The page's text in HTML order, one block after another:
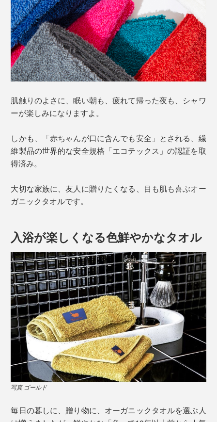
肌触りのよさに、眠い朝も、疲れて帰った夜も、シャワ
ーが楽しみになりますよ。
しかも、「赤ちゃんが口に含んでも安全」とされる、繊
維製品の世界的な安全規格「エコテックス」の認証を取
得済み。
大切な家族に、友人に贈りたくなる、目も肌も喜ぶオー
ガニックタオルです。
入浴が楽しくなる色鮮やかなタオル
写真 ゴールド
毎日の暮しに、贈り物に、オーガニックタオルを選ぶ人